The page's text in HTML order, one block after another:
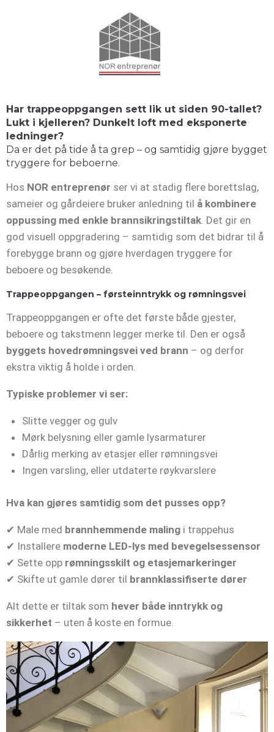
Har trappeoppgangen sett lik ut siden 90-tallet?
Lukt i kjelleren? Dunkelt loft med eksponerte
ledninger?
Da er det på tide å ta grep – og samtidig gjøre bygget
tryggere for beboerne.
Hos NOR entreprenør ser vi at stadig flere borettslag,
sameier og gårdeiere bruker anledning til å kombinere
oppussing med enkle brannsikringstiltak. Det gir en
god visuell oppgradering – samtidig som det bidrar til å
forebygge brann og gjøre hverdagen tryggere for
beboere og besøkende.
Trappeoppgangen – førsteinntrykk og rømningsvei
Trappeoppgangen er ofte det første både gjester,
beboere og takstmenn legger merke til. Den er også
byggets hovedrømningsvei ved brann – og derfor
ekstra viktig å holde i orden.
Typiske problemer vi ser:
Slitte vegger og gulv
Mørk belysning eller gamle lysarmaturer
Dårlig merking av etasjer eller rømningsvei
Ingen varsling, eller utdaterte røykvarslere
Hva kan gjøres samtidig som det pusses opp?
✔ Male med brannhemmende maling i trappehus
✔ Installere moderne LED-lys med bevegelsessensor
✔ Sette opp rømningsskilt og etasjemarkeringer
✔ Skifte ut gamle dører til brannklassifiserte dører
Alt dette er tiltak som hever både inntrykk og
sikkerhet – uten å koste en formue.